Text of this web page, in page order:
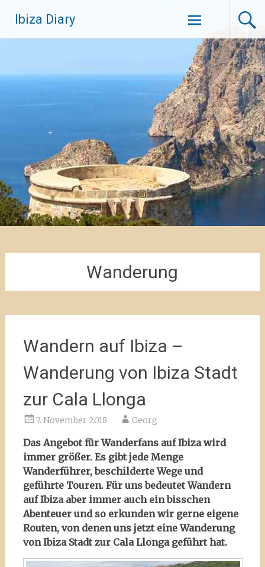
Inhalt
springen
Ibiza Diary
Wanderung
Wandern auf Ibiza –
Wanderung von Ibiza Stadt
zur Cala Llonga
7. November 2018 Georg
Das Angebot für Wanderfans auf Ibiza wird
immer größer. Es gibt jede Menge
Wanderführer, beschilderte Wege und
geführte Touren. Für uns bedeutet Wandern
auf Ibiza aber immer auch ein bisschen
Abenteuer und so erkunden wir gerne eigene
Routen, von denen uns jetzt eine Wanderung
von Ibiza Stadt zur Cala Llonga geführt hat.